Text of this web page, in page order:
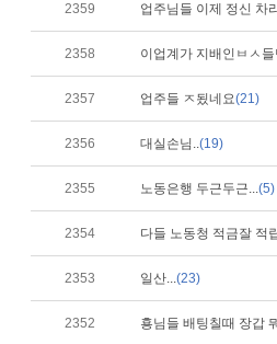
2359 업주님들 이제 정신 차
2358 이업계가 지배인ㅂㅅ
2357 업주들 ㅈ됬네요(21)
2356 대실손님..(19)
2355 노동은행 두근두근...(5)
2354 다들 노동청 적금잘 적
2353 일산...(23)
2352 횽님들 배팅칠때 장갑